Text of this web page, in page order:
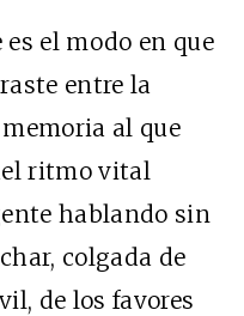
el modo en que
entre la
al que
ritmo vital
hablando sin
colgada de
de los favores